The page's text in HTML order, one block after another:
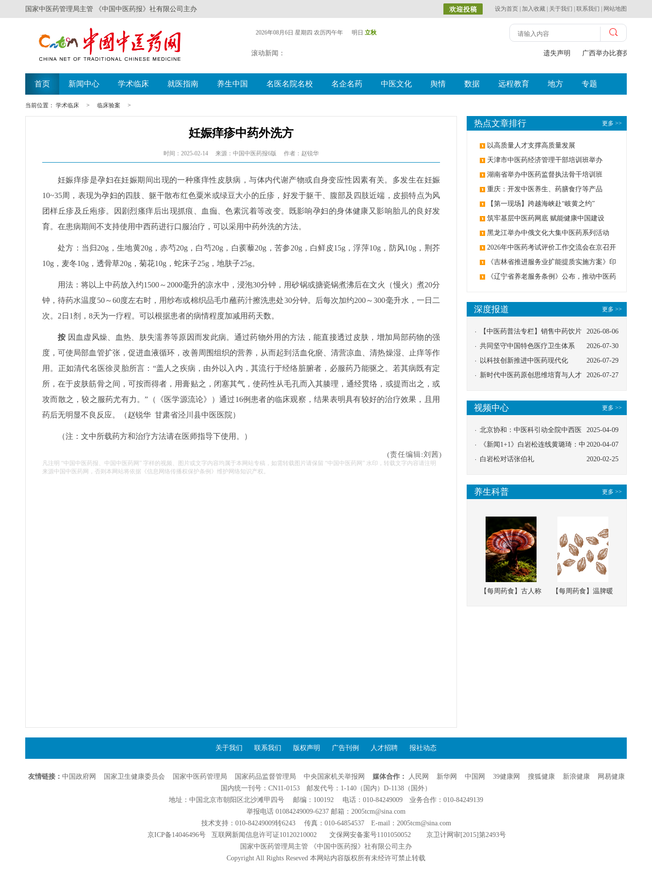
国家中医药管理局主管 《中国中医药报》社有限公司主办 设为首页 加入收藏 关于我们 联系我们 网站地图
2026年08月6日 星期四 农历丙午年 明日 立秋
滚动新闻： 遗失声明 广西举办比赛探索中
首页 新闻中心 学术临床 就医指南 养生中国 名医名院名校 名企名药 中医文化 舆情 数据 远程教育 地方 专题
当前位置： 学术临床 > 临床验案 >
妊娠痒疹中药外洗方
时间：2025-02-14 来源：中国中医药报6版 作者：赵锐华
妊娠痒疹是孕妇在妊娠期间出现的一种瘙痒性皮肤病，与体内代谢产物或自身变应性因素有关。多发生在妊娠
10~35周，表现为孕妇的四肢、躯干散布红色粟米或绿豆大小的丘疹，好发于躯干、腹部及四肢近端，皮损特点为风
团样丘疹及丘疱疹。因剧烈瘙痒后出现抓痕、血痂、色素沉着等改变。既影响孕妇的身体健康又影响胎儿的良好发
育。在患病期间不支持使用中西药进行口服治疗，可以采用中药外洗的方法。
处方：当归20g，生地黄20g，赤芍20g，白芍20g，白蒺藜20g，苦参20g，白鲜皮15g，浮萍10g，防风10g，荆芥
10g，麦冬10g，透骨草20g，菊花10g，蛇床子25g，地肤子25g。
用法：将以上中药放入约1500～2000毫升的凉水中，浸泡30分钟，用砂锅或搪瓷锅煮沸后在文火（慢火）煮20分
钟，待药水温度50～60度左右时，用纱布或棉织品毛巾蘸药汁擦洗患处30分钟。后每次加约200～300毫升水，一日二
次。2日1剂，8天为一疗程。可以根据患者的病情程度加减用药天数。
按 因血虚风燥、血热、肤失濡养等原因而发此病。通过药物外用的方法，能直接透过皮肤，增加局部药物的强
度，可使局部血管扩张，促进血液循环，改善周围组织的营养，从而起到活血化瘀、清营凉血、清热燥湿、止痒等作
用。正如清代名医徐灵胎所言：“盖人之疾病，由外以入内，其流行于经络脏腑者，必服药乃能驱之。若其病既有定
所，在于皮肤筋骨之间，可按而得者，用膏贴之，闭塞其气，使药性从毛孔而入其腠理，通经贯络，或提而出之，或
攻而散之，较之服药尤有力。”（《医学源流论》）通过16例患者的临床观察，结果表明具有较好的治疗效果，且用
药后无明显不良反应。（赵锐华 甘肃省泾川县中医医院）
（注：文中所载药方和治疗方法请在医师指导下使用。）
(责任编辑:刘茜)
凡注明 “中国中医药报、中国中医药网” 字样的视频、图片或文字内容均属于本网站专稿，如需转载图片请保留 “中国中医药网” 水印，转载文字内容请注明
来源中国中医药网，否则本网站将依据《信息网络传播权保护条例》维护网络知识产权。
更多 >>
热点文章排行
以高质量人才支撑高质量发展
天津市中医药经济管理干部培训班举办
湖南省举办中医药监督执法骨干培训班
重庆：开发中医养生、药膳食疗等产品
【第一现场】跨越海峡赴“岐黄之约”
筑牢基层中医药网底 赋能健康中国建设
黑龙江举办中俄文化大集中医药系列活动
2026年中医药考试评价工作交流会在京召开
《吉林省推进服务业扩能提质实施方案》印
发：创建中医类国家医学中心
《辽宁省养老服务条例》公布，推动中医药
更多 >>
深度报道
2026-08-06
【中医药普法专栏】销售中药饮片
应告知煎服方法及注意事项
2026-07-30
共同坚守中国特色医疗卫生体系
2026-07-29
以科技创新推进中医药现代化
2026-07-27
新时代中医药原创思维培育与人才
更多 >>
视频中心
2025-04-09
北京协和：中医科引动全院中西医
协同
2020-04-07
《新闻1+1》白岩松连线黄璐琦：中
医救治的临床效果
2020-02-25
白岩松对话张伯礼
更多 >>
养生科普
【每周药食】古人称
【每周药食】温脾暖
关于我们 联系我们 版权声明 广告刊例 人才招聘 报社动态
友情链接： 中国政府网 国家卫生健康委员会 国家中医药管理局 国家药品监督管理局 中央国家机关举报网 媒体合作： 人民网 新华网 中国网 39健康网 搜狐健康 新浪健康
网易健康
国内统一刊号：CN11-0153 邮发代号：1-140（国内）D-1138（国外）
地址：中国北京市朝阳区北沙滩甲四号 邮编：100192 电话：010-84249009 业务合作：010-84249139
举报电话 01084249009-6237 邮箱：2005tcm@sina.com
技术支持：010-84249009转6243 传真：010-64854537 E-mail：2005tcm@sina.com
京ICP备14046496号
互联网新闻信息许可证10120210002文保网安备案号1101050052 京卫计网审[2015]第2493号
国家中医药管理局主管 《中国中医药报》社有限公司主办
Copyright All Rights Reseved 本网站内容版权所有未经许可禁止转载